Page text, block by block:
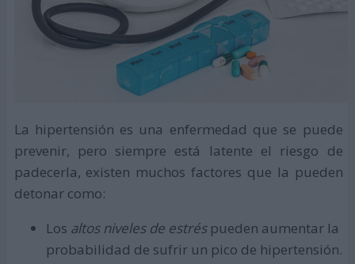
La hipertensión es una enfermedad que se puede
prevenir, pero siempre está latente el riesgo de
padecerla, existen muchos factores que la pueden
detonar como:
Los altos niveles de estréspueden aumentar la
probabilidad de sufrir un pico de hipertensión.